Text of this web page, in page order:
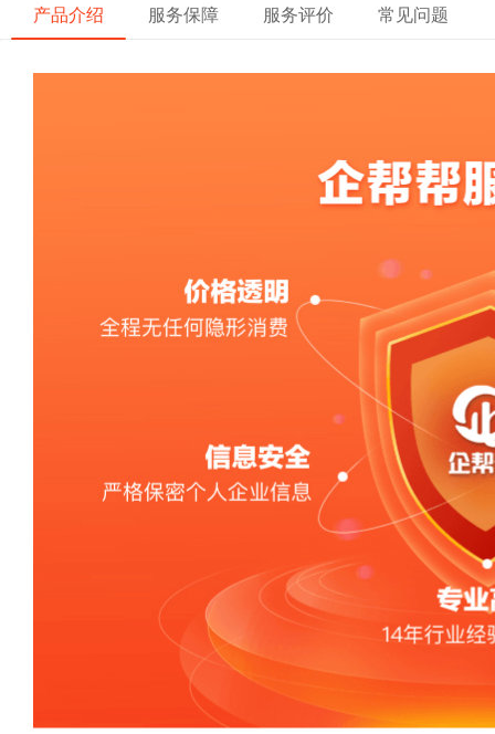
产品介绍 服务保障 服务评价 常见问题